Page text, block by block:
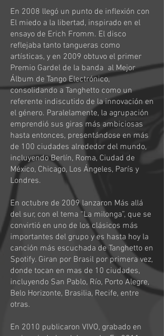
En 2008 llegó un punto de inflexión con
El miedo a la libertad, inspirado en el
ensayo de Erich Fromm. El disco
reflejaba tanto tangueras como
artísticas, y en 2009 obtuvo el primer
Premio Gardel de la banda al Mejor
Álbum de Tango Electrónico,
consolidando a Tanghetto como un
referente indiscutido de la innovación en
el género. Paralelamente, la agrupación
emprendió sus giras más ambiciosas
hasta entonces, presentándose en más
de 100 ciudades alrededor del mundo,
incluyendo Berlín, Roma, Ciudad de
México, Chicago, Los Ángeles, París y
Londres.
En octubre de 2009 lanzaron Más allá
del sur, con el tema “La milonga”, que se
convirtió en uno de los clásicos más
importantes del grupo y es hasta hoy la
canción más escuchada de Tanghetto en
Spotify. Giran por Brasil por primera vez,
donde tocan en mas de 10 ciudades,
incluyendo San Pablo, Río, Porto Alegre,
Belo Horizonte, Brasilia, Recife, entre
otras.
En 2010 publicaron VIVO, grabado en